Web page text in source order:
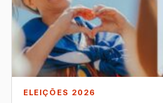
ELEIÇÕES 2026